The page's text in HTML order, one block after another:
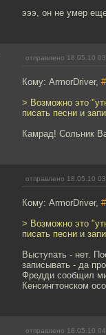
эээ, он не умер
отправлено 18.05.10
Кому: ArmorDriver,
> Возможно это
писать песни и
Камрад! Сольник
отправлено 18.05.10
Кому: ArmorDriver,
> Возможно это
писать песни и
Выступать - нет.
записывать - да
Фредди сообщил
Кенсингтонском
отправлено 18.05.10